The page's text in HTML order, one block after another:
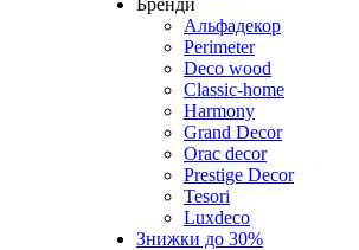
Бренди
Альфадекор
Perimeter
Deco wood
Classic-home
Harmony
Grand Decor
Orac decor
Prestige Decor
Tesori
Luxdeco
Знижки до 30%